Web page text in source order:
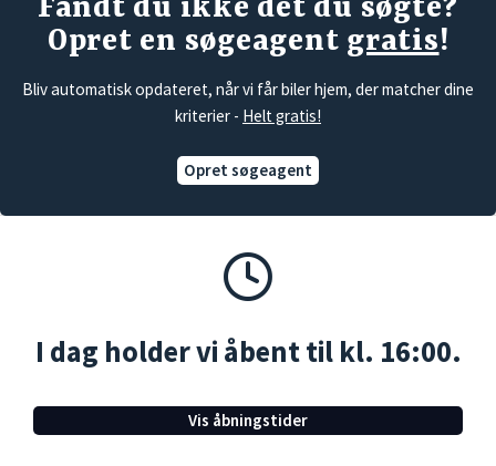
Fandt du ikke det du søgte?
Opret en søgeagent gratis!
Bliv automatisk opdateret, når vi får biler hjem, der matcher dine
kriterier - Helt gratis!
Opret søgeagent
I dag holder vi åbent til kl. 16:00.
Vis åbningstider